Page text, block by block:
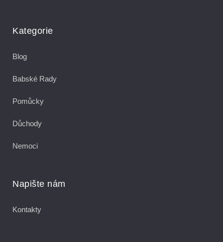
Kategorie
Blog
Babské Rady
Pomůcky
Důchody
Nemoci
Napište nám
Kontakty